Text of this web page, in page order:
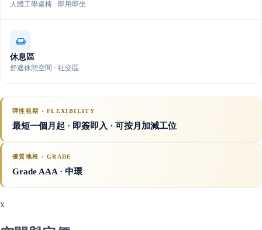
人體工學桌椅 · 即用即坐
休息區
舒適休憩空間 · 社交區
彈性租期 · FLEXIBILITY
最短一個月起 · 即簽即入 · 可按月加減工位
優質地段 · GRADE
Grade AAA· 中環
x